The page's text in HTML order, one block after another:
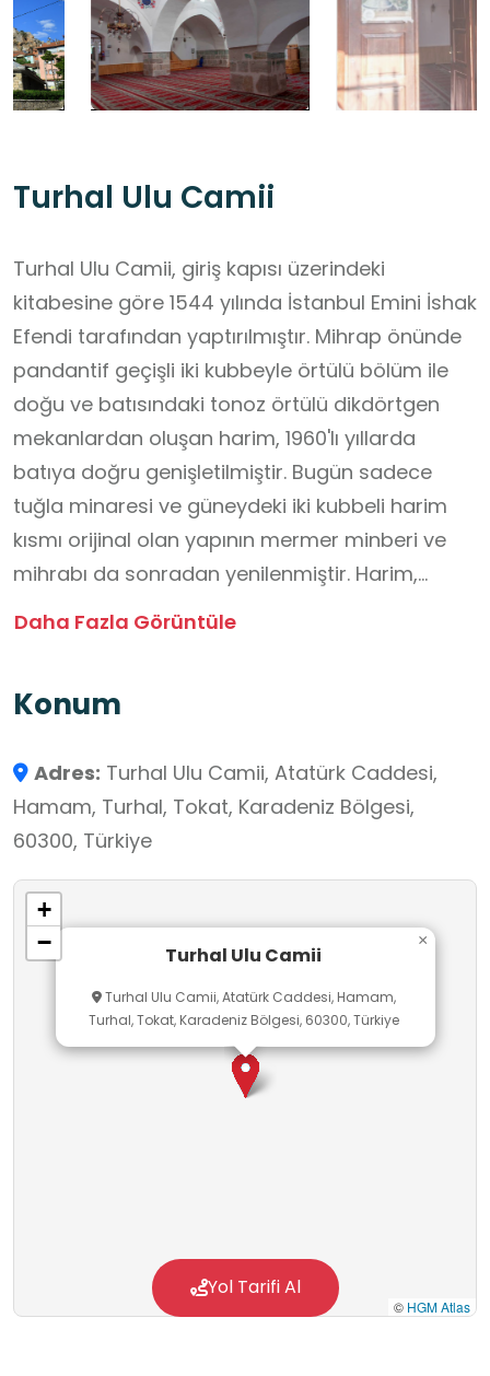
Turhal Ulu Camii
Turhal Ulu Camii, giriş kapısı üzerindeki
kitabesine göre 1544 yılında İstanbul Emini İshak
Efendi tarafından yaptırılmıştır. Mihrap önünde
pandantif geçişli iki kubbeyle örtülü bölüm ile
doğu ve batısındaki tonoz örtülü dikdörtgen
mekanlardan oluşan harim, 1960'lı yıllarda
batıya doğru genişletilmiştir. Bugün sadece
tuğla minaresi ve güneydeki iki kubbeli harim
kısmı orijinal olan yapının mermer minberi ve
mihrabı da sonradan yenilenmiştir. Harim,
kubbelerin sekizgen kasnaklarındaki mazgal
Kuzeybatıda yer alan ve bugün çatı üzerinden
silindirik gövdeli ve tek şerefelidir. İlave
bölümlerinde düzgün kesme taş kullanılan
caminin içi ve dışı sıvanmış olduğundan inşa
malzemesi anlaşılamamıştır.
Daha Fazla Görüntüle
Konum
Adres: Turhal Ulu Camii, Atatürk Caddesi,
Hamam, Turhal, Tokat, Karadeniz Bölgesi,
60300, Türkiye
Turhal Ulu Camii
Turhal Ulu Camii, Atatürk Caddesi, Hamam,
Turhal, Tokat, Karadeniz Bölgesi, 60300, Türkiye
×
+
−
© HGM Atlas
Yol Tarifi Al